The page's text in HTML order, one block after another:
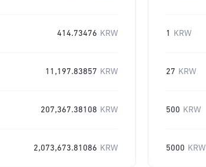
414.73476 KRW
11,197.83857 KRW
207,367.38108 KRW
2,073,673.81086 KRW
1 KRW
27 KRW
500 KRW
5000 KRW